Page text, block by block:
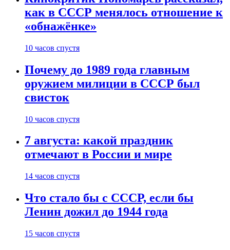
как в СССР менялось отношение к
«обнажёнке»
10 часов спустя
Почему до 1989 года главным
оружием милиции в СССР был
свисток
10 часов спустя
7 августа: какой праздник
отмечают в России и мире
14 часов спустя
Что стало бы с СССР, если бы
Ленин дожил до 1944 года
15 часов спустя